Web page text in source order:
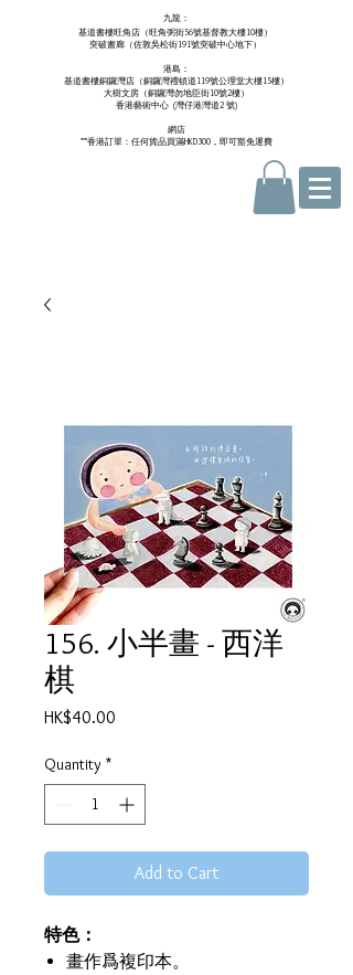
九龍：
基道書樓旺角店（旺角弼街56號基督教大樓10樓）
突破書廊（佐敦吳松街191號突破中心地下）
港島：
基道書樓銅鑼灣店（銅鑼灣禮頓道119號公理堂大樓15樓）
大樹文房（銅鑼灣勿地臣街10號2樓）
香港藝術中心 ​ (灣仔港灣道2 號)
網店
**香港訂單：任何貨品買滿HKD300，即可豁免運費
156. 小半畫 - 西洋
棋
HK$40.00
Quantity *
Add to Cart
特色：
畫作爲複印本。